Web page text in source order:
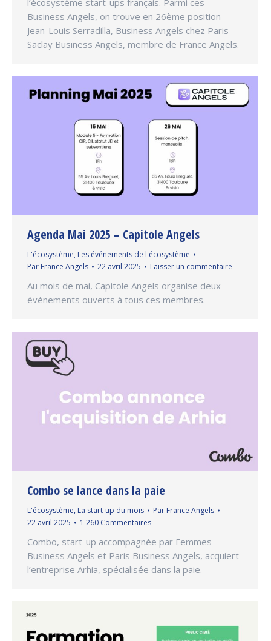
l’écosystème start-ups français. Parmi ces
Business Angels, on trouve en 26ème position
Jean-Louis Serradilla, Business Angels chez Paris
Saclay Business Angels, membre de France Angels.
Agenda Mai 2025 – Capitole Angels
L'écosystème, Les événements de l'écosystème
Par France Angels 22 avril 2025 Laisser un commentaire
Au mois de mai, Capitole Angels organise deux
événements ouverts à tous ces membres.
Combo se lance dans la paie
L'écosystème, La start-up du mois Par France Angels
22 avril 2025
1 260 Commentaires
Combo, start-up accompagnée par Femmes
Business Angels et Paris Business Angels, acquiert
l’entreprise Arhia, spécialisée dans la paie.